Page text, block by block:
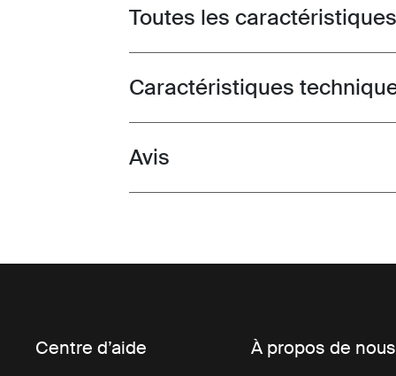
Toggle features
Toutes les caractéristiques
Toggle techspec
Caractéristiques
Toggle overview
Avis
Centre d’aide À propos de nous